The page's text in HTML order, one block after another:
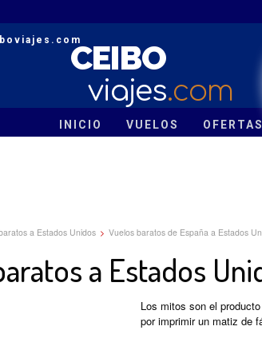
CEIBO
viajes.com
INICIO VUELOS OFERTAS